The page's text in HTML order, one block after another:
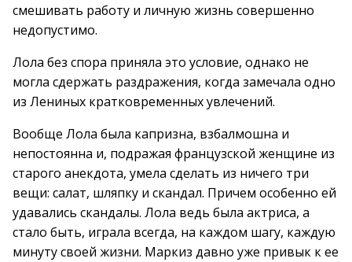
смешивать работу и личную жизнь совершенно
недопустимо.
Лола без спора приняла это условие, однако не
могла сдержать раздражения, когда замечала одно
из Лениных кратковременных увлечений.
Вообще Лола была капризна, взбалмошна и
непостоянна и, подражая французской женщине из
старого анекдота, умела сделать из ничего три
вещи: салат, шляпку и скандал. Причем особенно ей
удавались скандалы. Лола ведь была актриса, а
стало быть, играла всегда, на каждом шагу, каждую
минуту своей жизни. Маркиз давно уже привык к ее